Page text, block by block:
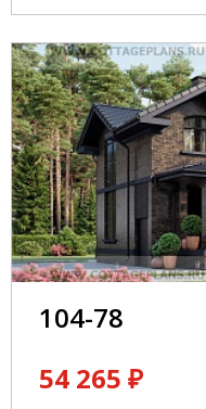
104-78
54 265 ₽